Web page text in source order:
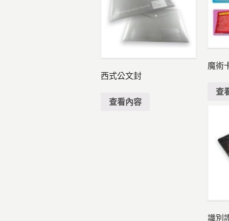
西式公文封
查看內容
魔術
查
識別